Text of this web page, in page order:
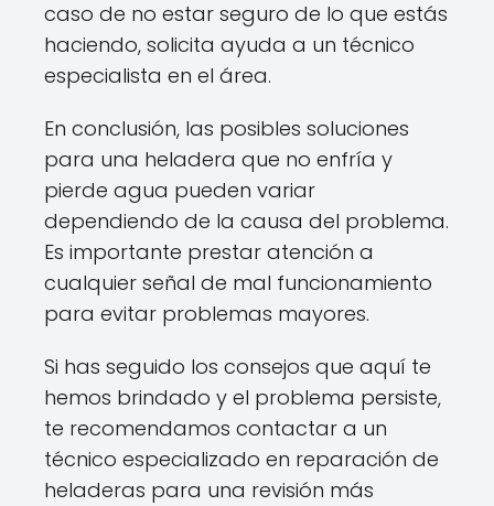
caso de no estar seguro de lo que estás
haciendo, solicita ayuda a un técnico
especialista en el área.
En conclusión, las posibles soluciones
para una heladera que no enfría y
pierde agua pueden variar
dependiendo de la causa del problema.
Es importante prestar atención a
cualquier señal de mal funcionamiento
para evitar problemas mayores.
Si has seguido los consejos que aquí te
hemos brindado y el problema persiste,
te recomendamos contactar a un
técnico especializado en reparación de
heladeras para una revisión más